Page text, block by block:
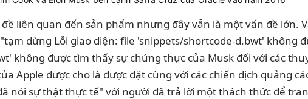
liên quan đến sản phẩm nhưng đây vẫn là một vấn đề lớn.
dừng Lỗi giao diện: file 'snippets/shortcode-d.bwt' không
không được tìm thấy sự chứng thực của Musk đối với các
Apple được cho là được đặt cùng với các chiến dịch quảng
nói sự thật thực tế" với người đã trả lời một thách thức để